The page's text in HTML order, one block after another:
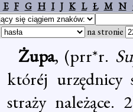
E F G H I J K L Ł M N
na stronie
Żupa, (prr*r.
któréj urzędnicy
straży należące.